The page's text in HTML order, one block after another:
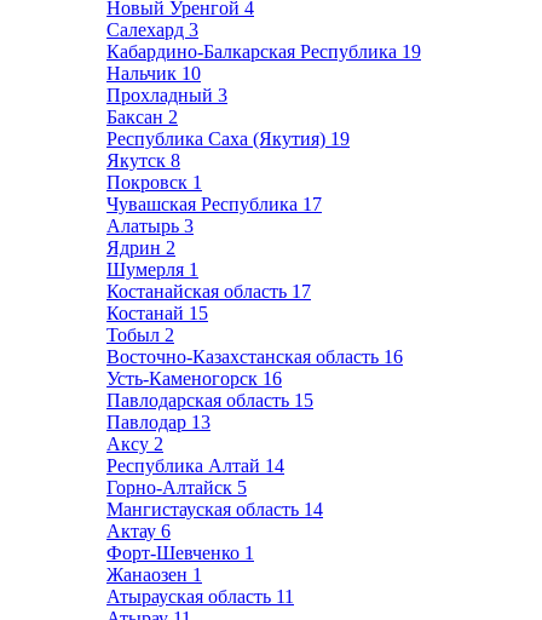
Новый Уренгой 4
Салехард 3
Кабардино-Балкарская Республика 19
Нальчик 10
Прохладный 3
Баксан 2
Республика Саха (Якутия) 19
Якутск 8
Покровск 1
Чувашская Республика 17
Алатырь 3
Ядрин 2
Шумерля 1
Костанайская область 17
Костанай 15
Тобыл 2
Восточно-Казахстанская область 16
Усть-Каменогорск 16
Павлодарская область 15
Павлодар 13
Аксу 2
Республика Алтай 14
Горно-Алтайск 5
Мангистауская область 14
Актау 6
Форт-Шевченко 1
Жанаозен 1
Атырауская область 11